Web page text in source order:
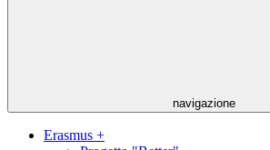
navigazione
Erasmus +